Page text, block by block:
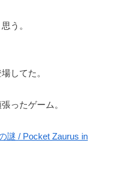
う。
してた。
ったゲーム。
謎 / Pocket Zaurus in